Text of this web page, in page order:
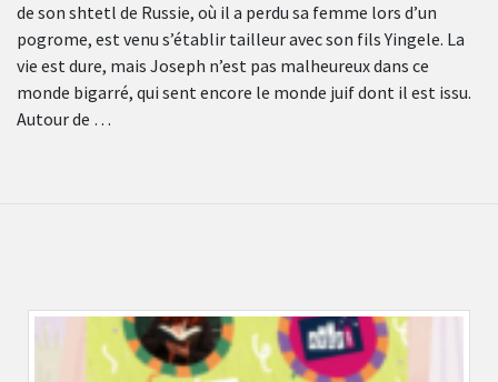
de son shtetl de Russie, où il a perdu sa femme lors d’un
pogrome, est venu s’établir tailleur avec son fils Yingele. La
vie est dure, mais Joseph n’est pas malheureux dans ce
monde bigarré, qui sent encore le monde juif dont il est issu.
Autour de …